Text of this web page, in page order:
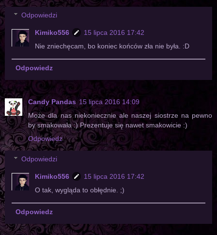
Odpowiedzi
Kimiko556
15 lipca 2016 17:42
Nie zniechęcam, bo koniec końców zła nie była. :D
Odpowiedz
Candy Pandas 15 lipca 2016 14:09
Może dla nas niekoniecznie ale naszej siostrze na pewno
by smakowała :) Prezentuje się nawet smakowicie :)
Odpowiedz
Odpowiedzi
Kimiko556
15 lipca 2016 17:42
O tak, wygląda to obłędnie. ;)
Odpowiedz